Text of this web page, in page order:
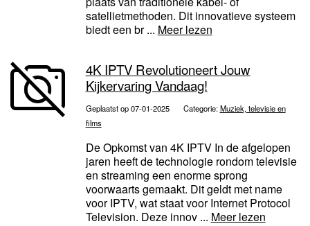
satellietmethoden. Dit innovatieve systeem
biedt een br ... Meer lezen
4K IPTV Revolutioneert Jouw
Kijkervaring Vandaag!
Geplaatst op 07-01-2025 Categorie:Muziek, televisie en
films
De Opkomst van 4K IPTV In de afgelopen
jaren heeft de technologie rondom televisie
en streaming een enorme sprong
voorwaarts gemaakt. Dit geldt met name
voor IPTV, wat staat voor Internet Protocol
Television. Deze innov ... Meer lezen